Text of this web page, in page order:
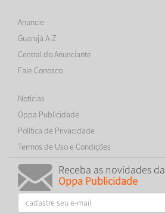
Anuncie
Guarujá A-Z
Central do Anunciante
Fale Conosco
Notícias
Oppa Publicidade
Política de Privacidade
Termos de Uso e Condições
Receba as novidades da
Oppa Publicidade